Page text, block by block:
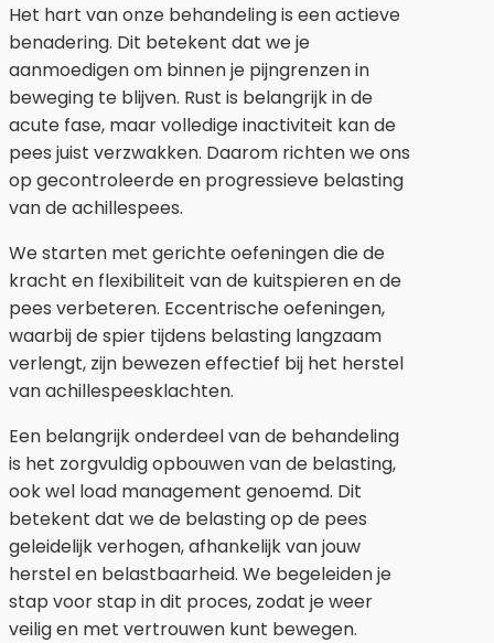
Het hart van onze behandeling is een actieve
benadering. Dit betekent dat we je
aanmoedigen om binnen je pijngrenzen in
beweging te blijven. Rust is belangrijk in de
acute fase, maar volledige inactiviteit kan de
pees juist verzwakken. Daarom richten we ons
op gecontroleerde en progressieve belasting
van de achillespees.
We starten met gerichte oefeningen die de
kracht en flexibiliteit van de kuitspieren en de
pees verbeteren. Eccentrische oefeningen,
waarbij de spier tijdens belasting langzaam
verlengt, zijn bewezen effectief bij het herstel
van achillespeesklachten.
Een belangrijk onderdeel van de behandeling
is het zorgvuldig opbouwen van de belasting,
ook wel load management genoemd. Dit
betekent dat we de belasting op de pees
geleidelijk verhogen, afhankelijk van jouw
herstel en belastbaarheid. We begeleiden je
stap voor stap in dit proces, zodat je weer
veilig en met vertrouwen kunt bewegen.